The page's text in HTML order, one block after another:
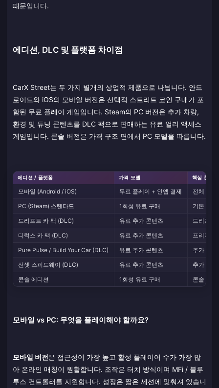
때문입니다.
에디션, DLC 및 플랫폼 차이점
CarX Street는 두 가지 별개의 상업적 제품으로 나뉩니다. 안드
로이드와 iOS의 모바일 버전은 선택적 스트리트 코인 구매가 포
함된 무료 플레이 게임입니다. Steam의 PC 버전은 추가 차량,
환경 및 튜닝 콘텐츠를 DLC 팩으로 판매하는 유료 얼리 액세스
게임입니다. 콘솔 버전은 가격 구조 면에서 PC 모델을 따릅니다.
에디션 / 플랫폼 가격 모델 핵심 콘텐츠
모바일 (Android / iOS) 무료 플레이 + 인앱 결제
전체 커
PC (Steam) 스탠다드
1회성 유료 구매
기본 게
드리프트 카 팩 (DLC)
유료 추가 콘텐츠
드리프트
디럭스 카 팩 (DLC)
유료 추가 콘텐츠
프리미엄
Pure Pulse / Build Your Car (DLC)
유료 추가 콘텐츠
추가 커
선셋 스피드웨이 (DLC)
유료 추가 콘텐츠
추가 트
콘솔 에디션
1회성 유료 구매 콘솔 최
모바일 vs PC: 무엇을 플레이해야 할까요?
모바일 버전은 접근성이 가장 높고 활성 플레이어 수가 가장 많
아 온라인 매칭이 원활합니다. 조작은 터치 방식이며 MFi / 블루
투스 컨트롤러를 지원합니다. 성장은 짧은 세션에 맞춰져 있습니